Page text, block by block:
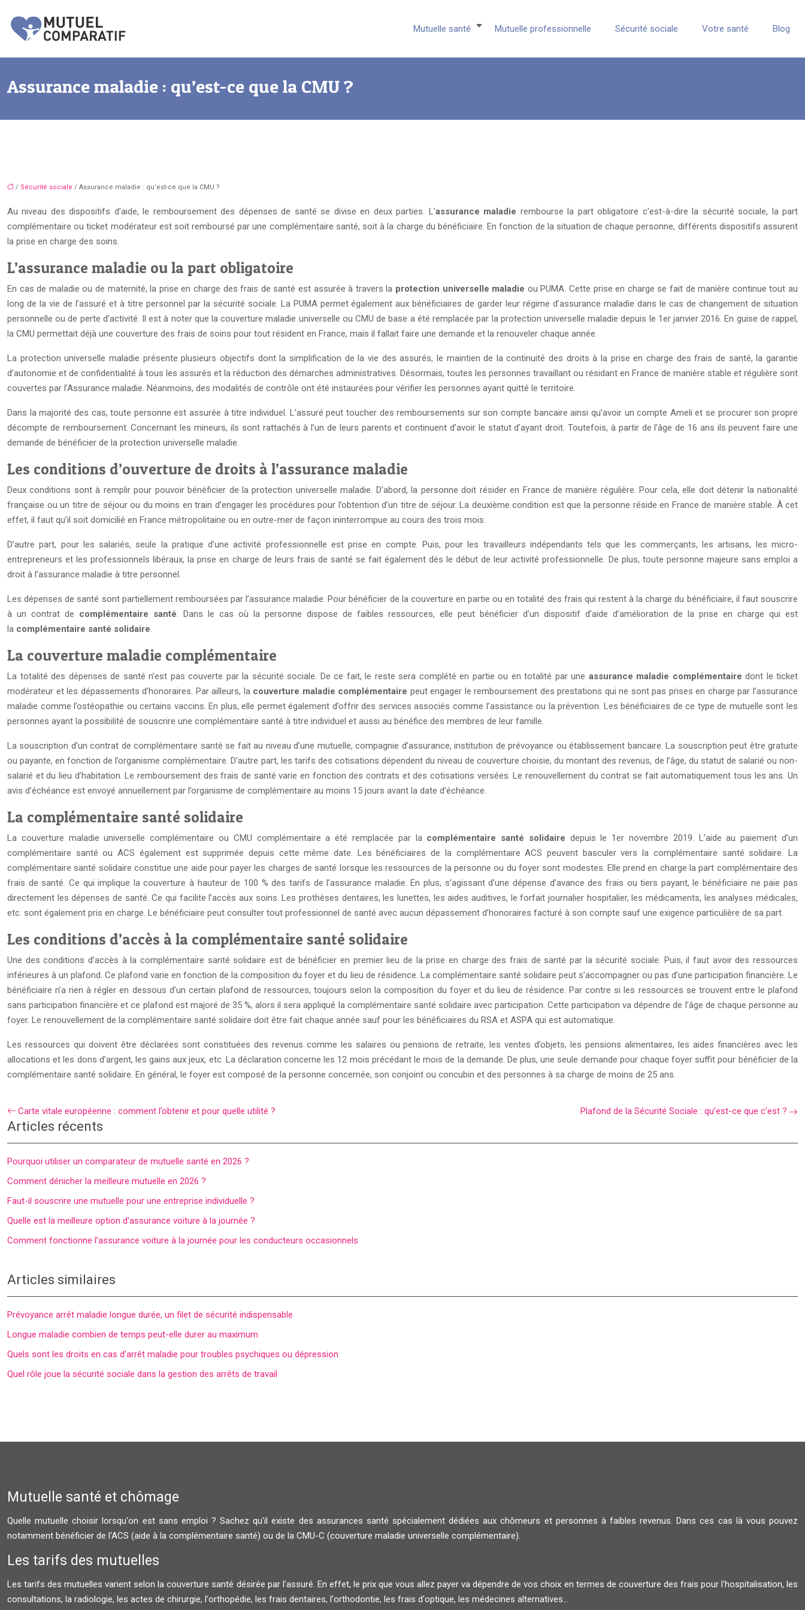
Mutuelle santé Mutuelle professionnelle Sécurité sociale Votre santé Blog
Assurance maladie : qu’est-ce que la CMU ?
/ Sécurité sociale / Assurance maladie : qu’est-ce que la CMU ?
Au niveau des dispositifs d’aide, le remboursement des dépenses de santé se divise en deux parties. L’assurance maladie rembourse la part obligatoire c’est-à-dire la sécurité sociale, la part
complémentaire ou ticket modérateur est soit remboursé par une complémentaire santé, soit à la charge du bénéficiaire. En fonction de la situation de chaque personne, différents dispositifs assurent
la prise en charge des soins.
L’assurance maladie ou la part obligatoire
En cas de maladie ou de maternité, la prise en charge des frais de santé est assurée à travers la protection universelle maladie ou PUMA. Cette prise en charge se fait de manière continue tout au
long de la vie de l’assuré et à titre personnel par la sécurité sociale. La PUMA permet également aux bénéficiaires de garder leur régime d’assurance maladie dans le cas de changement de situation
personnelle ou de perte d’activité. Il est à noter que la couverture maladie universelle ou CMU de base a été remplacée par la protection universelle maladie depuis le 1er janvier 2016. En guise de rappel,
la CMU permettait déjà une couverture des frais de soins pour tout résident en France, mais il fallait faire une demande et la renouveler chaque année.
La protection universelle maladie présente plusieurs objectifs dont la simplification de la vie des assurés, le maintien de la continuité des droits à la prise en charge des frais de santé, la garantie
d’autonomie et de confidentialité à tous les assurés et la réduction des démarches administratives. Désormais, toutes les personnes travaillant ou résidant en France de manière stable et régulière sont
couvertes par l’Assurance maladie. Néanmoins, des modalités de contrôle ont été instaurées pour vérifier les personnes ayant quitté le territoire.
Dans la majorité des cas, toute personne est assurée à titre individuel. L’assuré peut toucher des remboursements sur son compte bancaire ainsi qu’avoir un compte Ameli et se procurer son propre
décompte de remboursement. Concernant les mineurs, ils sont rattachés à l’un de leurs parents et continuent d’avoir le statut d’ayant droit. Toutefois, à partir de l’âge de 16 ans ils peuvent faire une
demande de bénéficier de la protection universelle maladie.
Les conditions d’ouverture de droits à l’assurance maladie
Deux conditions sont à remplir pour pouvoir bénéficier de la protection universelle maladie. D’abord, la personne doit résider en France de manière régulière. Pour cela, elle doit détenir la nationalité
française ou un titre de séjour ou du moins en train d’engager les procédures pour l’obtention d’un titre de séjour. La deuxième condition est que la personne réside en France de manière stable. À cet
effet, il faut qu’il soit domicilié en France métropolitaine ou en outre-mer de façon ininterrompue au cours des trois mois.
D’autre part, pour les salariés, seule la pratique d’une activité professionnelle est prise en compte. Puis, pour les travailleurs indépendants tels que les commerçants, les artisans, les micro-
entrepreneurs et les professionnels libéraux, la prise en charge de leurs frais de santé se fait également dès le début de leur activité professionnelle. De plus, toute personne majeure sans emploi a
droit à l’assurance maladie à titre personnel.
Les dépenses de santé sont partiellement remboursées par l’assurance maladie. Pour bénéficier de la couverture en partie ou en totalité des frais qui restent à la charge du bénéficiaire, il faut souscrire
à un contrat de complémentaire santé. Dans le cas où la personne dispose de faibles ressources, elle peut bénéficier d’un dispositif d’aide d’amélioration de la prise en charge qui est
la complémentaire santé solidaire.
La couverture maladie complémentaire
La totalité des dépenses de santé n’est pas couverte par la sécurité sociale. De ce fait, le reste sera complété en partie ou en totalité par une assurance maladie complémentaire dont le ticket
modérateur et les dépassements d’honoraires. Par ailleurs, la couverture maladie complémentaire peut engager le remboursement des prestations qui ne sont pas prises en charge par l’assurance
maladie comme l’ostéopathie ou certains vaccins. En plus, elle permet également d’offrir des services associés comme l’assistance ou la prévention. Les bénéficiaires de ce type de mutuelle sont les
personnes ayant la possibilité de souscrire une complémentaire santé à titre individuel et aussi au bénéfice des membres de leur famille.
La souscription d’un contrat de complémentaire santé se fait au niveau d’une mutuelle, compagnie d’assurance, institution de prévoyance ou établissement bancaire. La souscription peut être gratuite
ou payante, en fonction de l’organisme complémentaire. D’autre part, les tarifs des cotisations dépendent du niveau de couverture choisie, du montant des revenus, de l’âge, du statut de salarié ou non-
salarié et du lieu d’habitation. Le remboursement des frais de santé varie en fonction des contrats et des cotisations versées. Le renouvellement du contrat se fait automatiquement tous les ans. Un
avis d’échéance est envoyé annuellement par l’organisme de complémentaire au moins 15 jours avant la date d’échéance.
La complémentaire santé solidaire
La couverture maladie universelle complémentaire ou CMU complémentaire a été remplacée par la complémentaire santé solidaire depuis le 1er novembre 2019. L’aide au paiement d’un
complémentaire santé ou ACS également est supprimée depuis cette même date. Les bénéficiaires de la complémentaire ACS peuvent basculer vers la complémentaire santé solidaire. La
complémentaire santé solidaire constitue une aide pour payer les charges de santé lorsque les ressources de la personne ou du foyer sont modestes. Elle prend en charge la part complémentaire des
frais de santé. Ce qui implique la couverture à hauteur de 100 % des tarifs de l’assurance maladie. En plus, s’agissant d’une dépense d’avance des frais ou tiers payant, le bénéficiaire ne paie pas
directement les dépenses de santé. Ce qui facilite l’accès aux soins. Les prothèses dentaires, les lunettes, les aides auditives, le forfait journalier hospitalier, les médicaments, les analyses médicales,
etc. sont également pris en charge. Le bénéficiaire peut consulter tout professionnel de santé avec aucun dépassement d’honoraires facturé à son compte sauf une exigence particulière de sa part.
Les conditions d’accès à la complémentaire santé solidaire
Une des conditions d’accès à la complémentaire santé solidaire est de bénéficier en premier lieu de la prise en charge des frais de santé par la sécurité sociale. Puis, il faut avoir des ressources
inférieures à un plafond. Ce plafond varie en fonction de la composition du foyer et du lieu de résidence. La complémentaire santé solidaire peut s’accompagner ou pas d’une participation financière. Le
bénéficiaire n’a rien à régler en dessous d’un certain plafond de ressources, toujours selon la composition du foyer et du lieu de résidence. Par contre si les ressources se trouvent entre le plafond
sans participation financière et ce plafond est majoré de 35 %, alors il sera appliqué la complémentaire santé solidaire avec participation. Cette participation va dépendre de l’âge de chaque personne au
foyer. Le renouvellement de la complémentaire santé solidaire doit être fait chaque année sauf pour les bénéficiaires du RSA et ASPA qui est automatique.
Les ressources qui doivent être déclarées sont constituées des revenus comme les salaires ou pensions de retraite, les ventes d’objets, les pensions alimentaires, les aides financières avec les
allocations et les dons d’argent, les gains aux jeux, etc. La déclaration concerne les 12 mois précédant le mois de la demande. De plus, une seule demande pour chaque foyer suffit pour bénéficier de la
complémentaire santé solidaire. En général, le foyer est composé de la personne concernée, son conjoint ou concubin et des personnes à sa charge de moins de 25 ans.
Carte vitale européenne : comment l’obtenir et pour quelle utilité ? Plafond de la Sécurité Sociale : qu’est-ce que c’est ?
Articles récents
Pourquoi utiliser un comparateur de mutuelle santé en 2026 ?
Comment dénicher la meilleure mutuelle en 2026 ?
Faut-il souscrire une mutuelle pour une entreprise individuelle ?
Quelle est la meilleure option d’assurance voiture à la journée ?
Comment fonctionne l’assurance voiture à la journée pour les conducteurs occasionnels
Articles similaires
Prévoyance arrêt maladie longue durée, un filet de sécurité indispensable
Longue maladie combien de temps peut-elle durer au maximum
Quels sont les droits en cas d’arrêt maladie pour troubles psychiques ou dépression
Quel rôle joue la sécurité sociale dans la gestion des arrêts de travail
Mutuelle santé et chômage
Quelle mutuelle choisir lorsqu'on est sans emploi ? Sachez qu'il existe des assurances santé spécialement dédiées aux chômeurs et personnes à faibles revenus. Dans ces cas là vous pouvez
notamment bénéficier de l'ACS (aide à la complémentaire santé) ou de la CMU-C (couverture maladie universelle complémentaire).
Les tarifs des mutuelles
Les tarifs des mutuelles varient selon la couverture santé désirée par l'assuré. En effet, le prix que vous allez payer va dépendre de vos choix en termes de couverture des frais pour l'hospitalisation, les
consultations, la radiologie, les actes de chirurgie, l'orthopédie, les frais dentaires, l'orthodontie, les frais d'optique, les médecines alternatives...